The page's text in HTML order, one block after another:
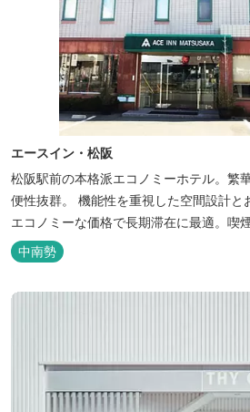
エースイン・松阪
松阪駅前の本格派エコノミーホテル。繁
便性抜群。 機能性を重視した空間設計と
エコノミーな価格で長期滞在に最適。喫
ただけます。 無料サービス ・３０種類以上の和洋朝食ビュッフェ
（6:30～9:30） ・アルコールも無料のウ
中南勢